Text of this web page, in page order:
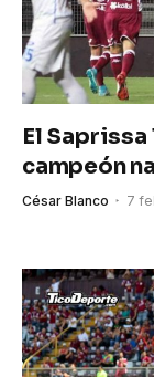
El
campeón
César Blanco 7